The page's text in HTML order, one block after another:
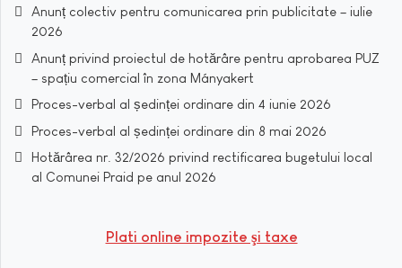
Anunț colectiv pentru comunicarea prin publicitate – iulie
2026
Anunț privind proiectul de hotărâre pentru aprobarea PUZ
– spațiu comercial în zona Mányakert
Proces-verbal al ședinței ordinare din 4 iunie 2026
Proces-verbal al ședinței ordinare din 8 mai 2026
Hotărârea nr. 32/2026 privind rectificarea bugetului local
al Comunei Praid pe anul 2026
Plati online impozite şi taxe